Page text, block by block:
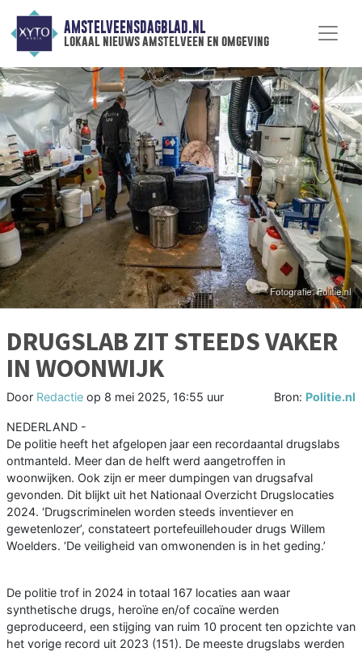
AMSTELVEENSDAGBLAD.NL
lokaal nieuws amstelveen en omgeving
DRUGSLAB ZIT STEEDS VAKER
IN WOONWIJK
Door Redactie op 8 mei 2025, 16:55 uur Bron: Politie.nl
NEDERLAND -
De politie heeft het afgelopen jaar een recordaantal drugslabs
ontmanteld. Meer dan de helft werd aangetroffen in
woonwijken. Ook zijn er meer dumpingen van drugsafval
gevonden. Dit blijkt uit het Nationaal Overzicht Drugslocaties
2024. ‘Drugscriminelen worden steeds inventiever en
gewetenlozer’, constateert portefeuillehouder drugs Willem
Woelders. ‘De veiligheid van omwonenden is in het geding.’
De politie trof in 2024 in totaal 167 locaties aan waar
synthetische drugs, heroïne en/of cocaïne werden
geproduceerd, een stijging van ruim 10 procent ten opzichte van
het vorige record uit 2023 (151). De meeste drugslabs werden